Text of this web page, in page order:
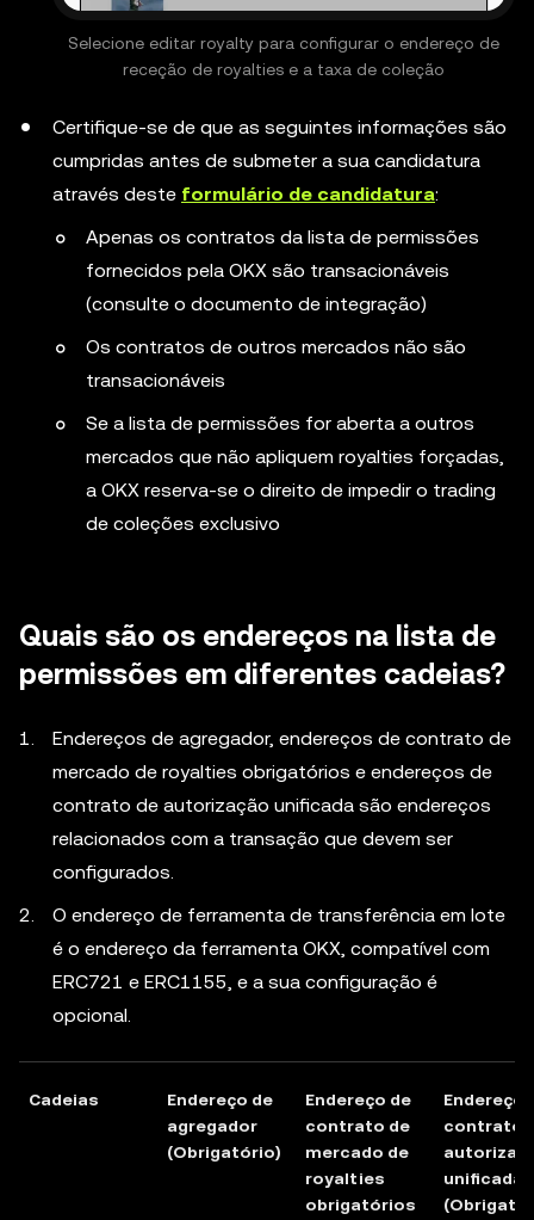
Selecione editar royalty para configurar o endereço de
receção de royalties e a taxa de coleção
Certifique-se de que as seguintes informações são
cumpridas antes de submeter a sua candidatura
através deste formulário de candidatura:
Apenas os contratos da lista de permissões
fornecidos pela OKX são transacionáveis
(consulte o documento de integração)
Os contratos de outros mercados não são
transacionáveis
Se a lista de permissões for aberta a outros
mercados que não apliquem royalties forçadas,
a OKX reserva-se o direito de impedir o trading
de coleções exclusivo
Quais são os endereços na lista de
permissões em diferentes cadeias?
Endereços de agregador, endereços de contrato de
mercado de royalties obrigatórios e endereços de
contrato de autorização unificada são endereços
relacionados com a transação que devem ser
configurados.
O endereço de ferramenta de transferência em lote
é o endereço da ferramenta OKX, compatível com
ERC721 e ERC1155, e a sua configuração é
opcional.
Cadeias
Endereço de
agregador
(Obrigatório)
Endereço de
contrato de
mercado de
royalties
obrigatórios
Endereço
contrato
unificada